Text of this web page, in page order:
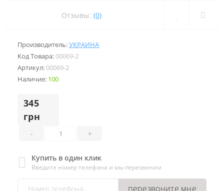
Отзывы: (0)
Производитель:УКРАИНА
Код Товара:00069-2
Артикул:00069-2
Наличие: 100
345
грн
- +
Купить в один клик
Введите номер телефона и мы перезвоним
перезвоните мне